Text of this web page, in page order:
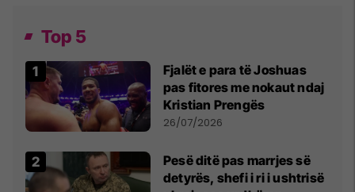
Top 5
Fjalët e para të Joshuas
pas fitores me nokaut ndaj
Kristian Prengës
26/07/2026
Pesë ditë pas marrjes së
detyrës, shefi i ri i ushtrisë